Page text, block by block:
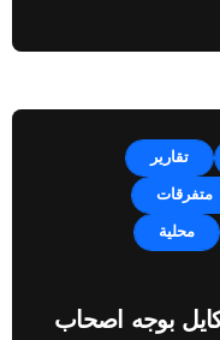
تقارير
متفرقات
محلية
بوجه اصحاب